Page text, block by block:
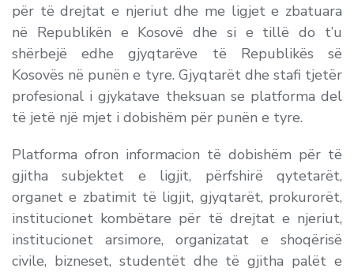
për të drejtat e njeriut dhe me ligjet e zbatuara
në Republikën e Kosovë dhe si e tillë do t’u
shërbejë edhe gjyqtarëve të Republikës së
Kosovës në punën e tyre. Gjyqtarët dhe stafi tjetër
profesional i gjykatave theksuan se platforma del
të jetë një mjet i dobishëm për punën e tyre.
Platforma ofron informacion të dobishëm për të
gjitha subjektet e ligjit, përfshirë qytetarët,
organet e zbatimit të ligjit, gjyqtarët, prokurorët,
institucionet kombëtare për të drejtat e njeriut,
institucionet arsimore, organizatat e shoqërisë
civile, bizneset, studentët dhe të gjitha palët e